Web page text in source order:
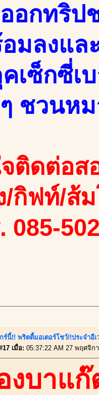
อกทริป
มลงแล
เซ็กซี่เ
ชวนห
ติดต่อส
/กิฟท์/ส้
085-
ร์นี้!! พริตตี้มอเตอร์โชว์!!ประจำอี
เมื่อ: 05:37:22 AM 27 พฤศจิก
งบาแก๊